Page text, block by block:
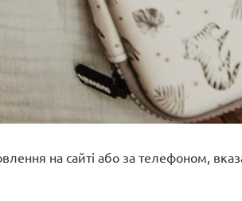
на сайті або за телефоном,